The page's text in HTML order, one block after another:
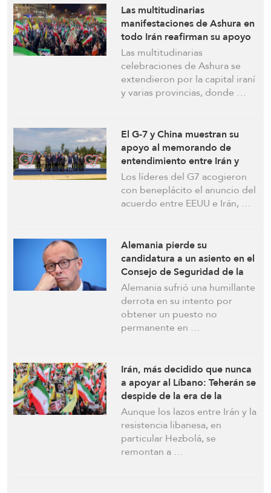
Las multitudinarias
manifestaciones de Ashura en
todo Irán reafirman su apoyo
al Líbano
Las multitudinarias
celebraciones de Ashura se
extendieron por la capital iraní
y varias provincias, donde …
El G-7 y China muestran su
apoyo al memorando de
entendimiento entre Irán y
EEUU
Los líderes del G7 acogieron
con beneplácito el anuncio del
acuerdo entre EEUU e Irán, …
Alemania pierde su
candidatura a un asiento en el
Consejo de Seguridad de la
ONU en una «amarga
derrota» por su apoyo a
“Israel”
Alemania sufrió una humillante
derrota en su intento por
obtener un puesto no
permanente en …
Irán, más decidido que nunca
a apoyar al Líbano: Teherán se
despide de la era de la
“paciencia”
Aunque los lazos entre Irán y la
resistencia libanesa, en
particular Hezbolá, se
remontan a …